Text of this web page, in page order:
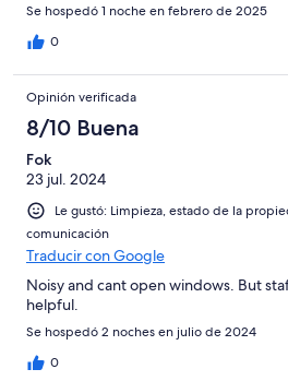
Se hospedó 1 noche en febrero de 2025
0
Opinión verificada
8/10 Buena
Fok
23 jul. 2024
Le gustó: Limpieza, estado de la
comunicación
Traducir con Google
Noisy and cant open windows. But
helpful.
Se hospedó 2 noches en julio de 2024
0